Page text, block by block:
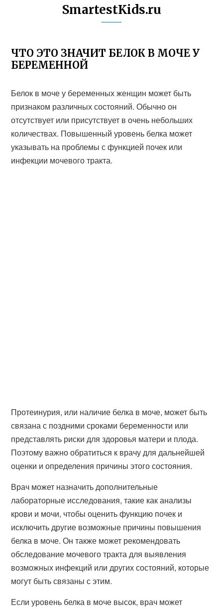
SmartestKids.ru
ЧТО ЭТО ЗНАЧИТ БЕЛОК В МОЧЕ У
БЕРЕМЕННОЙ
Белок в моче у беременных женщин может быть
признаком различных состояний. Обычно он
отсутствует или присутствует в очень небольших
количествах. Повышенный уровень белка может
указывать на проблемы с функцией почек или
инфекции мочевого тракта.
Протеинурия, или наличие белка в моче, может быть
связана с поздними сроками беременности или
представлять риски для здоровья матери и плода.
Поэтому важно обратиться к врачу для дальнейшей
оценки и определения причины этого состояния.
Врач может назначить дополнительные
лабораторные исследования, такие как анализы
крови и мочи, чтобы оценить функцию почек и
исключить другие возможные причины повышения
белка в моче. Он также может рекомендовать
обследование мочевого тракта для выявления
возможных инфекций или других состояний, которые
могут быть связаны с этим.
Если уровень белка в моче высок, врач может